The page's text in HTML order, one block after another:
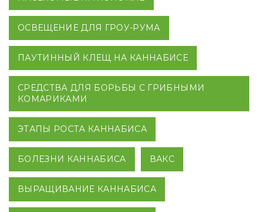
ОСВЕЩЕНИЕ ДЛЯ ГРОУ-РУМА
ПАУТИННЫЙ КЛЕЩ НА КАННАБИСЕ
СРЕДСТВА ДЛЯ БОРЬБЫ С ГРИБНЫМИ
КОМАРИКАМИ
ЭТАПЫ РОСТА КАННАБИСА
БОЛЕЗНИ КАННАБИСА ВАКС
ВЫРАЩИВАНИЕ КАННАБИСА